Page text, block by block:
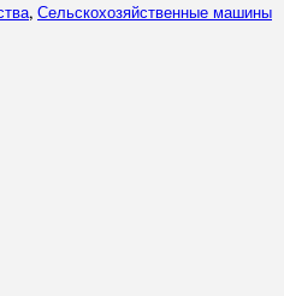
, Сельскохозяйственные машины